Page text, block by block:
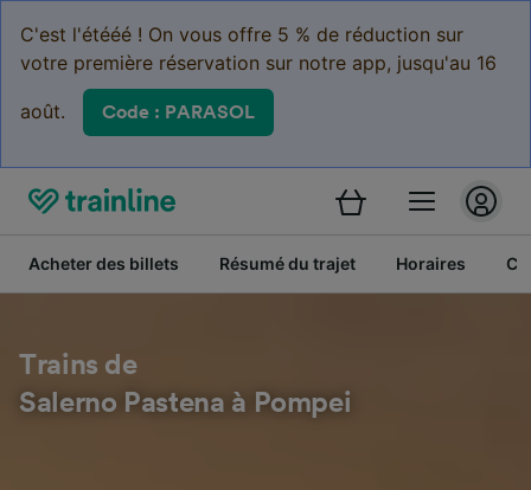
C'est l'étééé ! On vous offre 5 % de réduction sur
votre première réservation sur notre app, jusqu'au 16
août. Code : PARASOL
Acheter des billets Résumé du trajet Horaires
Trains de
Salerno Pastena à Pompei